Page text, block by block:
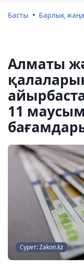
Басты Барлық
Алматы
11
Сурет: Zakon.kz